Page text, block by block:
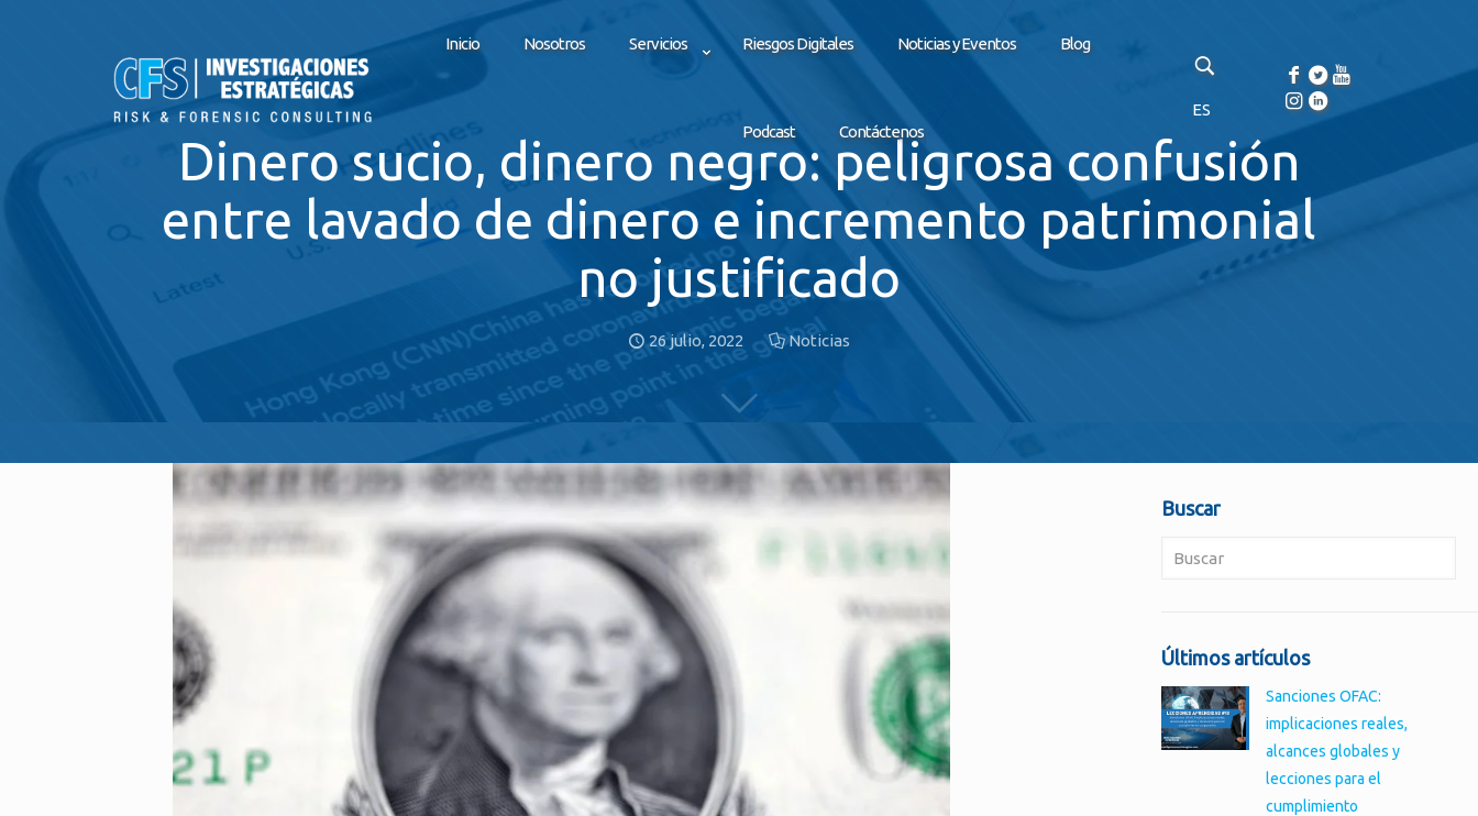
Inicio Nosotros Servicios Riesgos Digitales Noticias y Eventos Blog
Podcast Contáctenos
ES
Dinero sucio, dinero negro: peligrosa confusión
entre lavado de dinero e incremento patrimonial
no justificado
26 julio, 2022 Noticias
Buscar
Últimos artículos
Sanciones OFAC:
implicaciones reales,
alcances globales y
lecciones para el
cumplimiento